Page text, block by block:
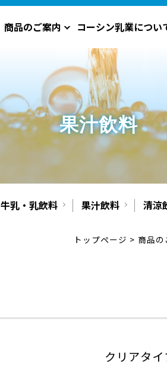
商品のご案内 コーシン乳業につい
果汁飲料
牛乳・乳飲料 果汁飲料 清涼
トップページ > 商品
クリアタイ